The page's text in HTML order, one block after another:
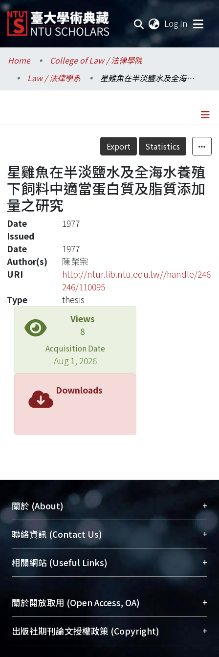
Log In
Communities & Collections
Research Outputs
Statistics
Home
College of Law / 法律學院
Law / 法律學系
星雞魚在半淡鹽水及全海水養殖下飼料中適當蛋白質及脂質添加量之研究
Details
Export Statistics
星雞魚在半淡鹽水及全海水養殖
下飼料中適當蛋白質及脂質添加
量之研究
Date
Issued
1977
Date
1977
Author(s)
陳榮宗
URI
http://ntur.lib.ntu.edu.tw//handle/246
246/110095
Type
thesis
Views
8
Acquisition Date
Aug 1, 2026
Downloads
關於 (About) +
臺大位居世界頂尖大學之列，為永久珍藏及向國際
展現本校豐碩的研究成果及學術能量，圖書館整合
機構典藏（NTUR）與學術庫（AH）不同功能平
台，成為臺大學術典藏NTU scholars。期能整合研
究能量、促進交流合作、保存學術產出、推廣研究
成果。
To permanently archive and promote researcher
profiles and scholarly works, Library integrates the
services of “NTU Repository” with “Academic
聯絡資訊 (Contact Us) +
總館學科館員(Main Library)
醫學圖書館學科館員(Medical Library)
(Social
Sciences Library)
相關網站 (Useful Links) +
關於開放取用 (Open Access, OA) +
開放取用是從使用者角度提升資訊取用性的社會運
動，應用在學術研究上是透過將研究著作公開供使
出版社期刊論文授權政策 (Copyright) +